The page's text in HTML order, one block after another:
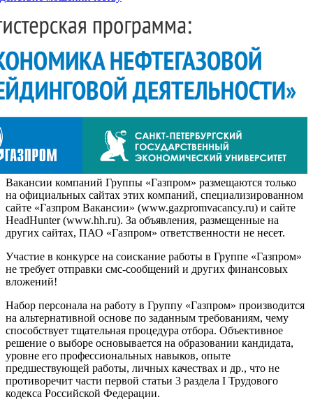
Вакансии компаний Группы «Газпром» размещаются только
на официальных сайтах этих компаний, специализированном
сайте «Газпром Вакансии» (www.gazpromvacancy.ru) и сайте
HeadHunter (www.hh.ru). За объявления, размещенные на
других сайтах, ПАО «Газпром» ответственности не несет.
Участие в конкурсе на соискание работы в Группе «Газпром»
не требует отправки смс-сообщений и других финансовых
вложений!
Набор персонала на работу в Группу «Газпром» производится
на альтернативной основе по заданным требованиям, чему
способствует тщательная процедура отбора. Объективное
решение о выборе основывается на образовании кандидата,
уровне его профессиональных навыков, опыте
предшествующей работы, личных качествах и др., что не
противоречит части первой статьи 3 раздела I Трудового
кодекса Российской Федерации.